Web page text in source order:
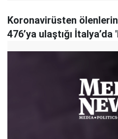
Koronavirüsten ölenlerin
476’ya ulaştığı